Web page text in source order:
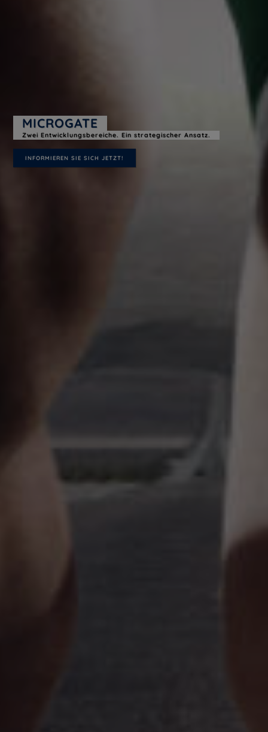
MICROGATE
Zwei Entwicklungsbereiche. Ein strategischer Ansatz.
INFORMIEREN SIE SICH JETZT!